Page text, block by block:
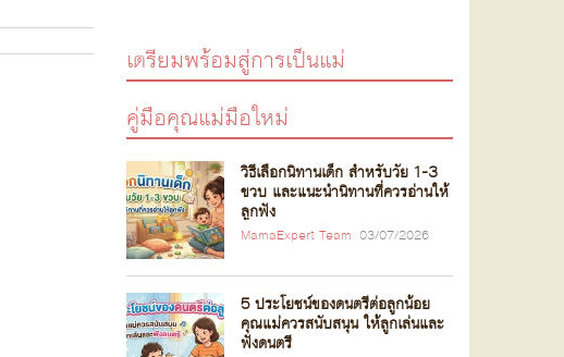
เตรียมพร้อมสู่การเป็นแม่
คู่มือคุณแม่มือใหม่
วิธีเลือกนิทานเด็ก สำหรับวัย 1-3
ขวบ และแนะนำนิทานที่ควรอ่านให้
ลูกฟัง
MamaExpert Team 03/07/2026
5 ประโยชน์ของดนตรีต่อลูกน้อย
คุณแม่ควรสนับสนุน ให้ลูกเล่นและ
ฟังดนตรี